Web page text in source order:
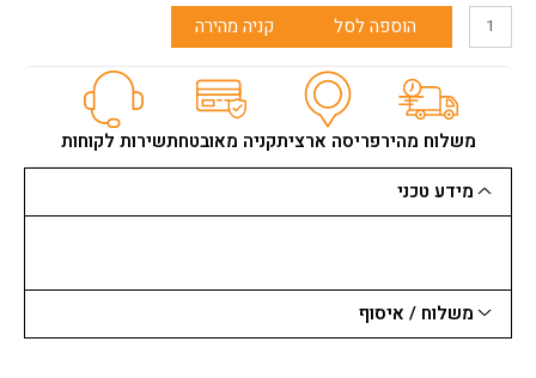
כמות
בצבע
שחור
הוספה לסל קניה מהירה
משלוח מהירפריסה ארציתקניה מאובטחתשירות לקוחות
מידע טכני
משלוח / איסוף